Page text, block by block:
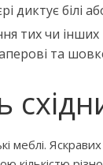
диктує білі
тих чи
та
меблі.